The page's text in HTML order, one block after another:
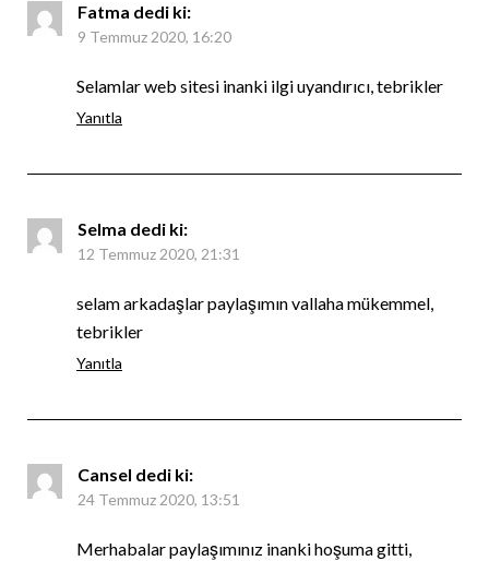
Fatma dedi ki:
9 Temmuz 2020, 16:20
Selamlar web sitesi inanki ilgi uyandırıcı, tebrikler
Yanıtla
Selma dedi ki:
12 Temmuz 2020, 21:31
selam arkadaşlar paylaşımın vallaha mükemmel,
tebrikler
Yanıtla
Cansel dedi ki:
24 Temmuz 2020, 13:51
Merhabalar paylaşımınız inanki hoşuma gitti,